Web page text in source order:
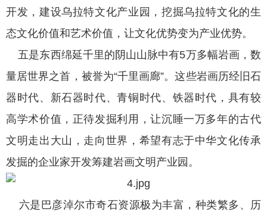
开发，建设乌拉特文化产业园，挖掘乌拉特文化的生
态文化价值和艺术价值，让文化优势变为产业优势。
五是东西绵延千里的阴山山脉中有5万多幅岩画，数
量居世界之首，被誉为“千里画廊”。这些岩画历经旧石
器时代、新石器时代、青铜时代、铁器时代，具有较
高学术价值，正待发掘利用，让沉睡一万多年的古代
文明走出大山，走向世界，希望有志于中华文化传承
发掘的企业家开发筹建岩画文明产业园。
六是巴彦淖尔市奇石资源极为丰富，种类繁多、历